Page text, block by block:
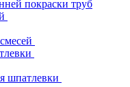
покраски труб
шпатлевки